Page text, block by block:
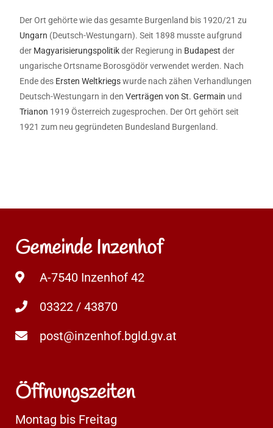
Der Ort gehörte wie das gesamte Burgenland bis 1920/21 zu
Ungarn (Deutsch-Westungarn). Seit 1898 musste aufgrund
der Magyarisierungspolitikder Regierung in Budapest der
ungarische Ortsname Borosgödör verwendet werden. Nach
Ende des Ersten Weltkriegswurde nach zähen Verhandlungen
Deutsch-Westungarn in denVerträgen von St. Germain und
Trianon 1919 Österreich zugesprochen. Der Ort gehört seit
1921 zum neu gegründeten Bundesland Burgenland.
Gemeinde Inzenhof
A-7540 Inzenhof 42
03322 / 43870
post@inzenhof.bgld.gv.at
Öffnungszeiten
Montag bis Freitag